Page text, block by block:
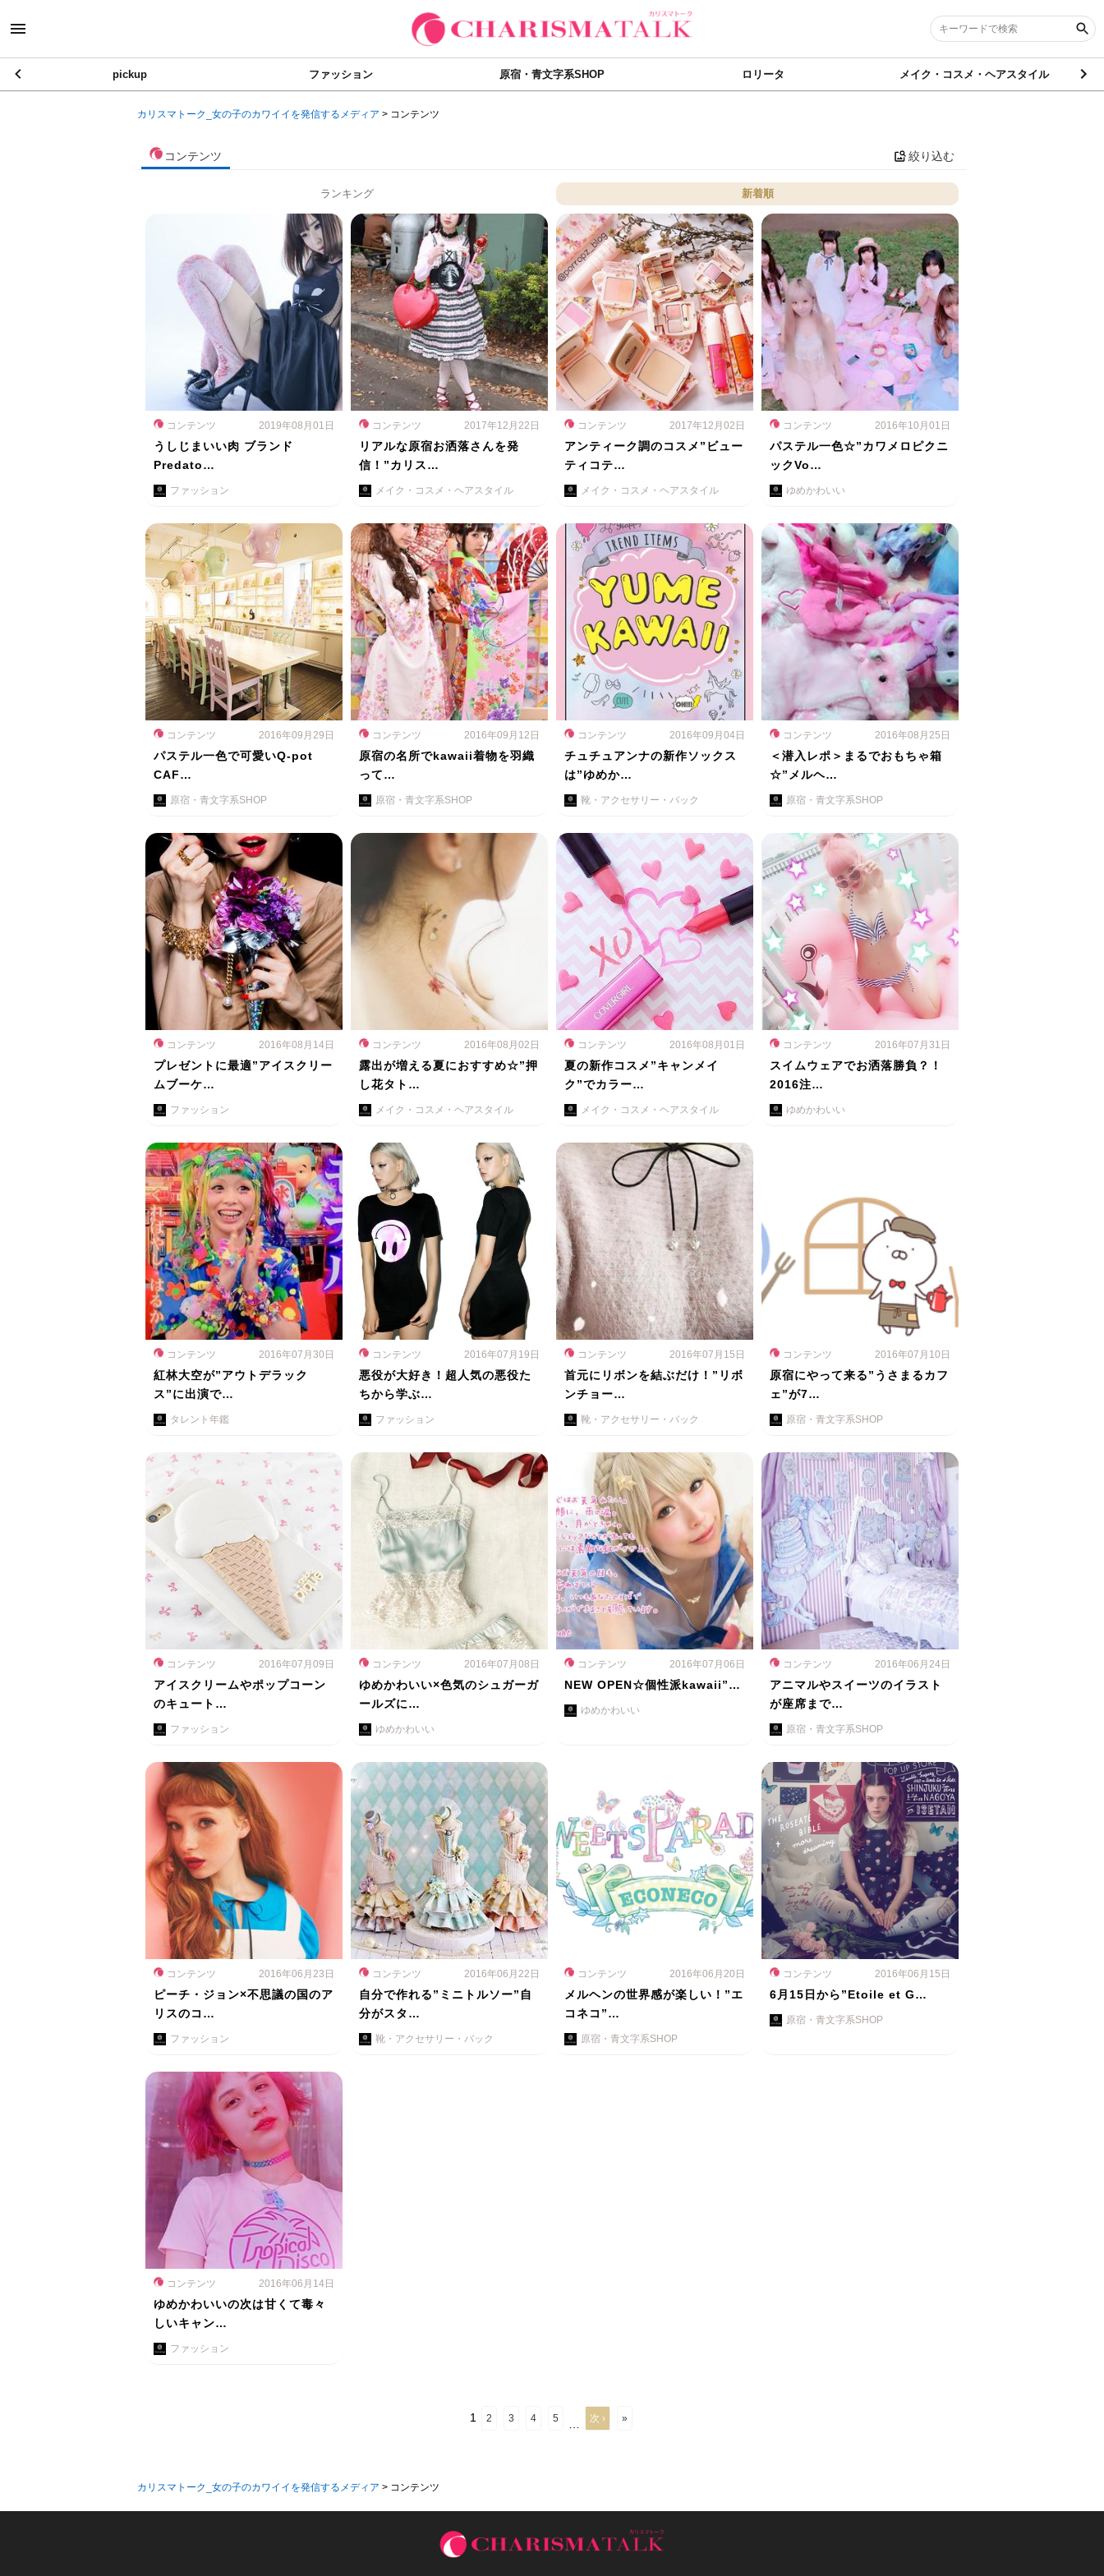
pickup ファッション 原宿・青文字系SHOP ロリータ メイク・コスメ・ヘアスタイル
カリスマトーク_女の子のカワイイを発信するメディア > コンテンツ
コンテンツ 絞り込む
ランキング 新着順
コンテンツ 2019年08月01日
うしじまいい肉 ブランド
Predato…
ファッション
コンテンツ 2017年12月22日
リアルな原宿お洒落さんを発
信！”カリス…
メイク・コスメ・ヘアスタイル
コンテンツ 2017年12月02日
アンティーク調のコスメ”ビュー
ティコテ…
メイク・コスメ・ヘアスタイル
コンテンツ 2016年10月01日
パステル一色☆”カワメロピクニ
ックVo…
ゆめかわいい
コンテンツ 2016年09月29日
パステル一色で可愛いQ-pot
CAF…
原宿・青文字系SHOP
コンテンツ 2016年09月12日
原宿の名所でkawaii着物を羽織
って…
原宿・青文字系SHOP
コンテンツ 2016年09月04日
チュチュアンナの新作ソックス
は”ゆめか…
靴・アクセサリー・バック
コンテンツ 2016年08月25日
＜潜入レポ＞まるでおもちゃ箱
☆”メルヘ…
原宿・青文字系SHOP
コンテンツ 2016年08月14日
プレゼントに最適”アイスクリー
ムブーケ…
ファッション
コンテンツ 2016年08月02日
露出が増える夏におすすめ☆”押
し花タト…
メイク・コスメ・ヘアスタイル
コンテンツ 2016年08月01日
夏の新作コスメ”キャンメイ
ク”でカラー…
メイク・コスメ・ヘアスタイル
コンテンツ 2016年07月31日
スイムウェアでお洒落勝負？！
2016注…
ゆめかわいい
コンテンツ 2016年07月30日
紅林大空が”アウトデラック
ス”に出演で…
タレント年鑑
コンテンツ 2016年07月19日
悪役が大好き！超人気の悪役た
ちから学ぶ…
ファッション
コンテンツ 2016年07月15日
首元にリボンを結ぶだけ！”リボ
ンチョー…
靴・アクセサリー・バック
コンテンツ 2016年07月10日
原宿にやって来る”うさまるカフ
ェ”が7…
原宿・青文字系SHOP
コンテンツ 2016年07月09日
アイスクリームやポップコーン
のキュート…
ファッション
コンテンツ 2016年07月08日
ゆめかわいい×色気のシュガーガ
ールズに…
ゆめかわいい
コンテンツ 2016年07月06日
NEW OPEN☆個性派kawaii”…
ゆめかわいい
コンテンツ 2016年06月24日
アニマルやスイーツのイラスト
が座席まで…
原宿・青文字系SHOP
コンテンツ 2016年06月23日
ピーチ・ジョン×不思議の国のア
リスのコ…
ファッション
コンテンツ 2016年06月22日
自分で作れる”ミニトルソー”自
分がスタ…
靴・アクセサリー・バック
コンテンツ 2016年06月20日
メルヘンの世界感が楽しい！”エ
コネコ”…
原宿・青文字系SHOP
コンテンツ 2016年06月15日
6月15日から”Etoile et G…
原宿・青文字系SHOP
コンテンツ 2016年06月14日
ゆめかわいいの次は甘くて毒々
しいキャン…
ファッション
1 2 3 4 5 次 › »
カリスマトーク_女の子のカワイイを発信するメディア > コンテンツ